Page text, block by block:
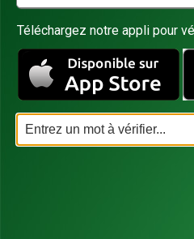
Téléchargez notre appli pour